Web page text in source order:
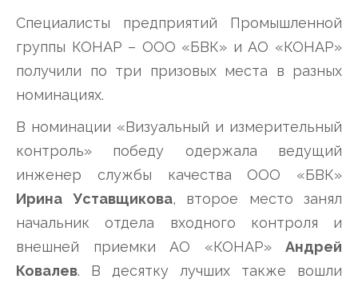
Специалисты предприятий Промышленной
группы КОНАР – ООО «БВК» и АО «КОНАР»
получили по три призовых места в разных
номинациях.
В номинации «Визуальный и измерительный
контроль» победу одержала ведущий
инженер службы качества ООО «БВК»
Ирина Уставщикова, второе место занял
начальник отдела входного контроля и
внешней приемки АО «КОНАР» Андрей
Ковалев. В десятку лучших также вошли